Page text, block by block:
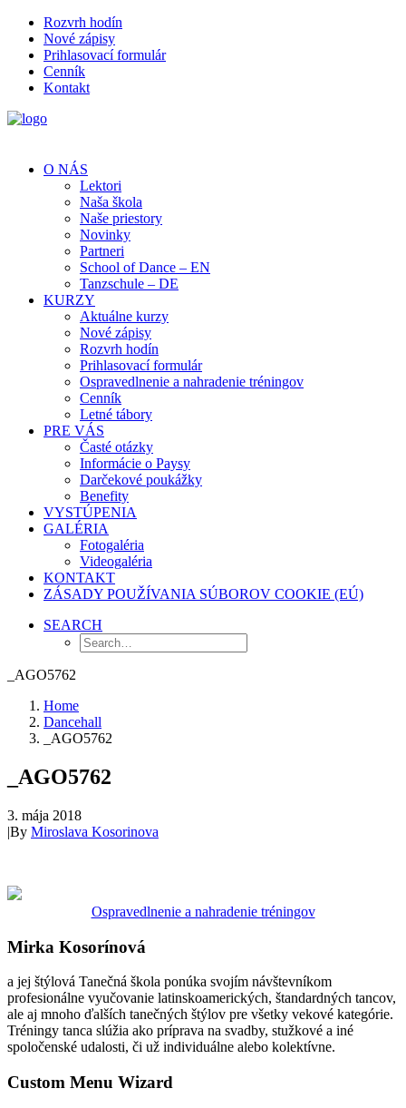
Rozvrh hodín
Nové zápisy
Prihlasovací formulár
Cenník
Kontakt
O NÁS
Lektori
Naša škola
Naše priestory
Novinky
Partneri
School of Dance – EN
Tanzschule – DE
KURZY
Aktuálne kurzy
Nové zápisy
Rozvrh hodín
Prihlasovací formulár
Ospravedlnenie a nahradenie tréningov
Cenník
Letné tábory
PRE VÁS
Časté otázky
Informácie o Paysy
Darčekové poukážky
Benefity
VYSTÚPENIA
GALÉRIA
Fotogaléria
Videogaléria
KONTAKT
ZÁSADY POUŽÍVANIA SÚBOROV COOKIE (EÚ)
SEARCH
_AGO5762
Home
Dancehall
_AGO5762
_AGO5762
3. mája 2018
|By Miroslava Kosorinova
Ospravedlnenie a nahradenie tréningov
Mirka Kosorínová
a jej štýlová Tanečná škola ponúka svojím návštevníkom
profesionálne vyučovanie latinskoamerických, štandardných tancov,
ale aj mnoho ďalších tanečných štýlov pre všetky vekové kategórie.
Tréningy tanca slúžia ako príprava na svadby, stužkové a iné
spoločenské udalosti, či už individuálne alebo kolektívne.
Custom Menu Wizard